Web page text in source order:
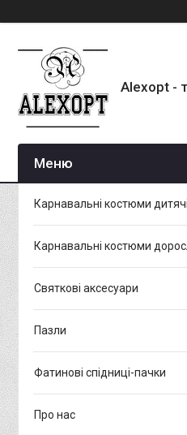
Alexopt -
Карнавальні костюми дитячі
Карнавальні костюми
Святкові аксесуари
Пазли
Фатинові спідниці-пачки
Про нас